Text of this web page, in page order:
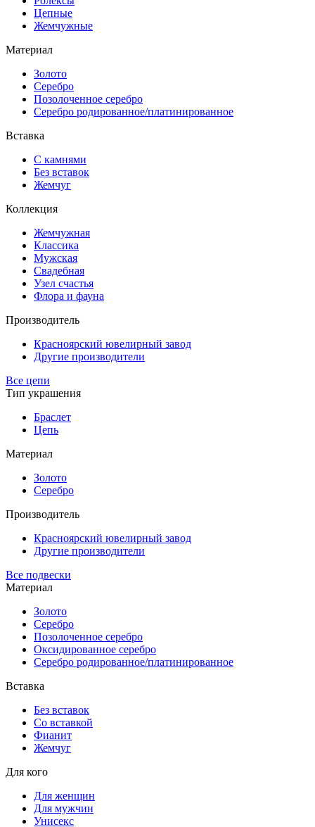
Цепные
Жемчужные
Материал
Золото
Серебро
Позолоченное серебро
Серебро родированное/платинированное
Вставка
С камнями
Без вставок
Жемчуг
Коллекция
Жемчужная
Классика
Мужская
Свадебная
Узел счастья
Флора и фауна
Производитель
Красноярский ювелирный завод
Другие производители
Все цепи
Тип украшения
Браслет
Цепь
Материал
Золото
Серебро
Производитель
Красноярский ювелирный завод
Другие производители
Все подвески
Материал
Золото
Серебро
Позолоченное серебро
Оксидированное серебро
Серебро родированное/платинированное
Вставка
Без вставок
Со вставкой
Фианит
Жемчуг
Для кого
Для женщин
Для мужчин
Унисекс